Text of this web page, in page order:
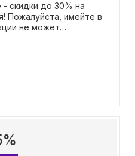
скидки до 30% на
Пожалуйста, имейте в
не может
всего периода акции.